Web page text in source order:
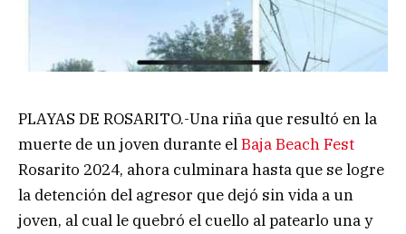
PLAYAS DE ROSARITO.-Una riña que resultó en la
muerte de un joven durante elBaja Beach Fest
Rosarito 2024, ahora culminara hasta que se logre
la detención del agresor que dejó sin vida a un
joven, al cual le quebró el cuello al patearlo una y